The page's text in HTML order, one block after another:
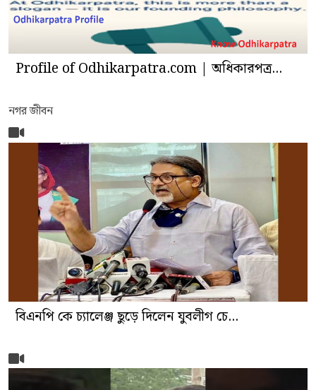
Profile of Odhikarpatra.com | অধিকারপত্র...
নগর জীবন
বিএনপি কে চ্যালেঞ্জ ছুড়ে দিলেন যুবলীগ চে...